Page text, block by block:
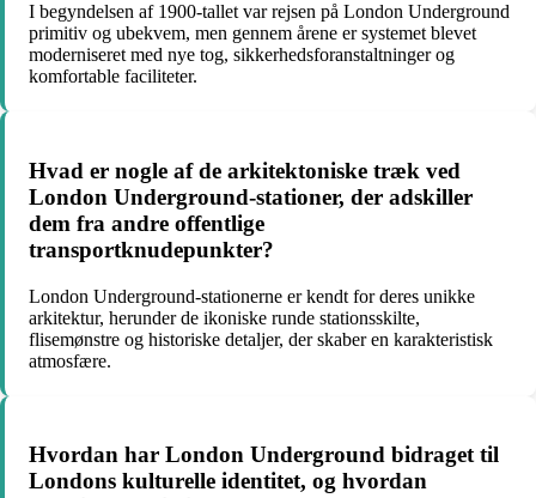
I begyndelsen af 1900-tallet var rejsen på London Underground
primitiv og ubekvem, men gennem årene er systemet blevet
moderniseret med nye tog, sikkerhedsforanstaltninger og
komfortable faciliteter.
Hvad er nogle af de arkitektoniske træk ved
London Underground-stationer, der adskiller
dem fra andre offentlige
transportknudepunkter?
London Underground-stationerne er kendt for deres unikke
arkitektur, herunder de ikoniske runde stationsskilte,
flisemønstre og historiske detaljer, der skaber en karakteristisk
atmosfære.
Hvordan har London Underground bidraget til
Londons kulturelle identitet, og hvordan